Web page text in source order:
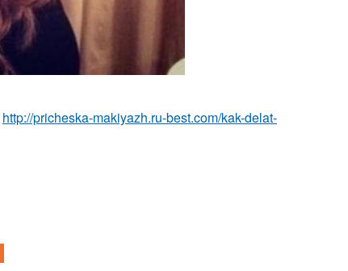
http://pricheska-makiyazh.ru-best.com/kak-delat-